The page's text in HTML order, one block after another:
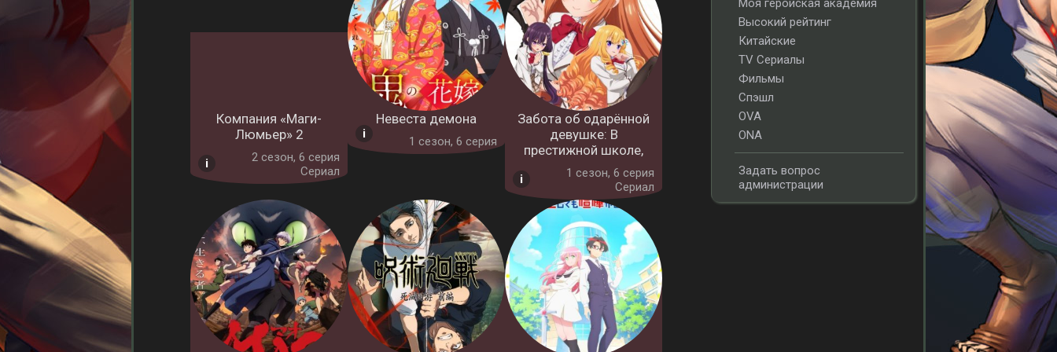
Компания «Маги-
Люмьер» 2
2 cезон, 6 серия
Сериал
Невеста демона
1 cезон, 6 серия
Забота об одарённой
девушке: В
престижной школе,
1 cезон, 6 серия
Сериал
Моя геройская академия
Высокий рейтинг
Китайские
TV Сериалы
Фильмы
Спэшл
OVA
ONA
Задать вопрос
администрации